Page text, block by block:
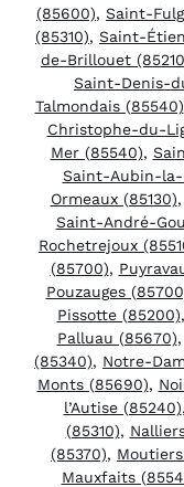
(85600), Saint-
(85310), Saint-
de-Brillouet
Saint-Denis-
Talmondais (85540)
Christophe-du-
Mer (85540),
Saint-Aubin-la-
Ormeaux (85130),
Saint-André-
Rochetrejoux
(85700),
Pouzauges
Pissotte (85200),
Palluau (85670),
(85340), Notre-
Monts (85690),
l’Autise (85240),
(85310),
(85370),
Mauxfaits